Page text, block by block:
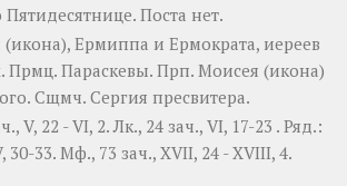
Поста нет.
(икона), Ермиппа и Ермократа, иереев
Прмц. Параскевы. Прп. Моисея (икона)
Сщмч. Сергия пресвитера.
V, 22 - VI, 2. Лк., 24 зач., VI, 17-23 . Ряд.:
30-33. Мф., 73 зач., XVII, 24 - XVIII, 4.